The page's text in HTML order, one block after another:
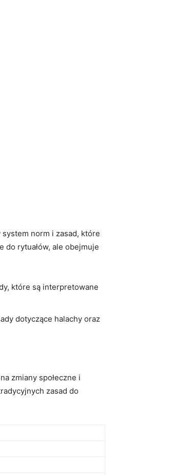
norm ⁤i zasad, które
rytuałów,⁤ ale‌ obejmuje
które są interpretowane
dotyczące‍ halachy oraz
zmiany społeczne i
zasad do